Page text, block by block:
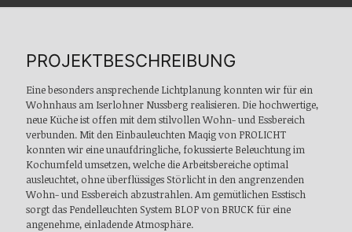
PROJEKTBESCHREIBUNG
Eine besonders ansprechende Lichtplanung konnten wir für ein
Wohnhaus am Iserlohner Nussberg realisieren. Die hochwertige,
neue Küche ist offen mit dem stilvollen Wohn- und Essbereich
verbunden. Mit den Einbauleuchten Maqig von PROLICHT
konnten wir eine unaufdringliche, fokussierte Beleuchtung im
Kochumfeld umsetzen, welche die Arbeitsbereiche optimal
ausleuchtet, ohne überflüssiges Störlicht in den angrenzenden
Wohn- und Essbereich abzustrahlen. Am gemütlichen Esstisch
sorgt das Pendelleuchten System BLOP von BRUCK für eine
angenehme, einladende Atmosphäre.